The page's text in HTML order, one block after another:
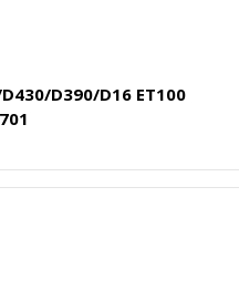
D390/D16 ET100